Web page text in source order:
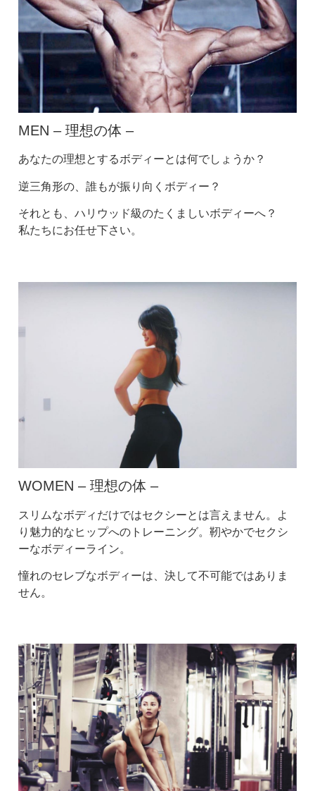
MEN – 理想の体 –
あなたの理想とするボディーとは何でしょうか？
逆三角形の、誰もが振り向くボディー？
それとも、ハリウッド級のたくましいボディーへ？
私たちにお任せ下さい。
WOMEN – 理想の体 –
スリムなボディだけではセクシーとは言えません。よ
り魅力的なヒップへのトレーニング。靭やかでセクシ
ーなボディーライン。
憧れのセレブなボディーは、決して不可能ではありま
せん。